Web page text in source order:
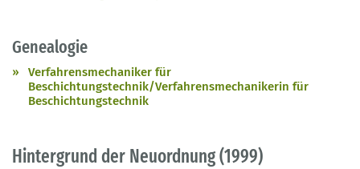
Genealogie
Verfahrensmechaniker für
Beschichtungstechnik/Verfahrensmechanikerin für
Beschichtungstechnik
Hintergrund der Neuordnung (1999)